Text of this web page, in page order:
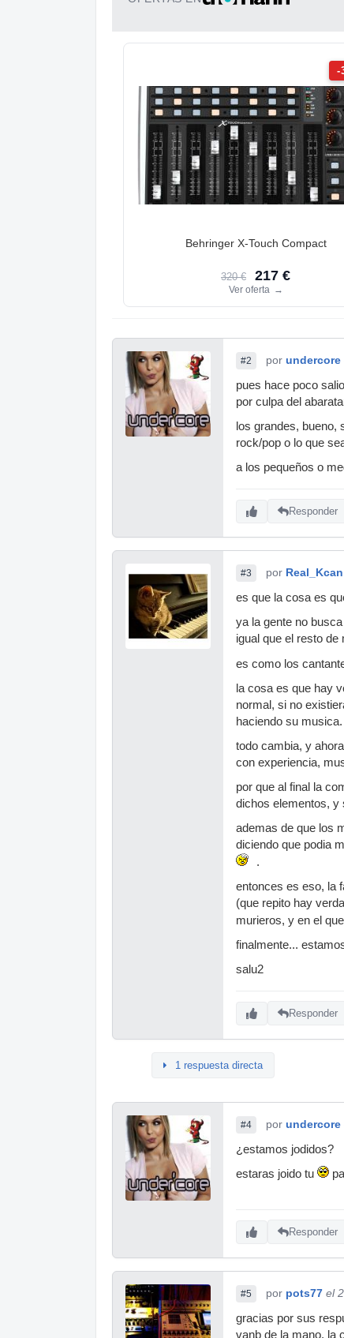
-
Behringer X-Touch Compact
320 € 217 €
Ver oferta →
#2 por undercore
pues hace poco
por culpa del
los grandes, bueno,
rock/pop o lo que
a los pequeños o
Responder
#3 por Real_Kcan
es que la cosa es
ya la gente no
igual que el resto
es como los
la cosa es que hay
normal, si no
haciendo su musica.
todo cambia, y
con experiencia,
por que al final la
dichos elementos, y
ademas de que los
diciendo que podia
.
entonces es eso, la
(que repito hay
murieros, y en el
finalmente...
salu2
Responder
1 respuesta directa
#4 por undercore
¿estamos jodidos?
estaras joido tu
Responder
#5 por pots77 el
gracias por sus
vanb de la mano, la